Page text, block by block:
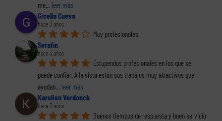
me... leer más
Gisella Cueva
hace 3 años
Muy profesionales.
Serafín
hace 3 años
Estupendos profesionales en los que se
puede confiar. A la vista están sus trabajos muy atractivos que
ayudan... leer más
Karolien Verdonck
hace 3 años
Buenos tiempos de respuesta y buen servicio